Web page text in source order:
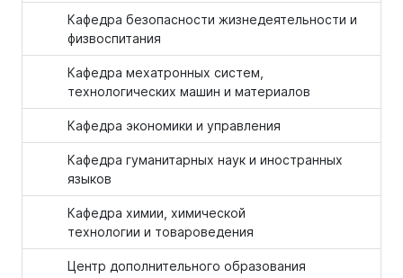
Кафедра безопасности жизнедеятельности и
физвоспитания
Кафедра мехатронных систем,
технологических машин и материалов
Кафедра экономики и управления
Кафедра гуманитарных наук и иностранных
языков
Кафедра химии, химической
технологии и товароведения
Центр дополнительного образования